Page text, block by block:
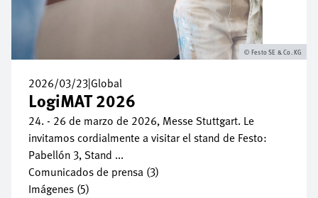
2026/03/23|Global
LogiMAT 2026
24. - 26 de marzo de 2026, Messe Stuttgart. Le
invitamos cordialmente a visitar el stand de Festo:
Pabellón 3, Stand ...
Comunicados de prensa (3)
Imágenes (5)
Festo SE & Co. KG